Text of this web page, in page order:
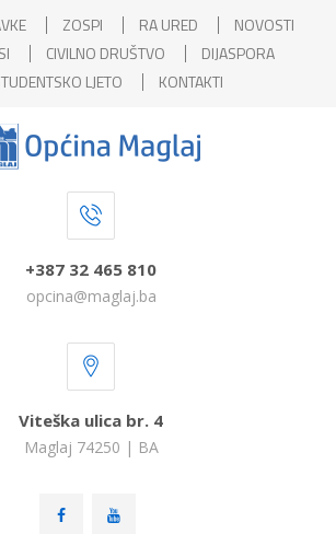
ZOSPI RA URED
NOVOSTI
CIVILNO DRUŠTVO
DIJASPORA
LJETO
KONTAKTI
+387 32 465 810
opcina@maglaj.ba
Viteška ulica br. 4
Maglaj 74250 | BA